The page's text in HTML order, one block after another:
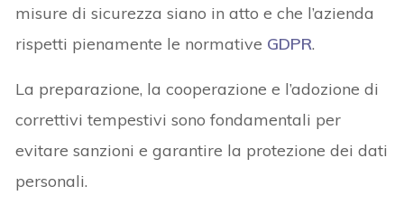
misure di sicurezza siano in atto e che l’azienda
rispetti pienamente le normative GDPR.
La preparazione, la cooperazione e l’adozione di
correttivi tempestivi sono fondamentali per
evitare sanzioni e garantire la protezione dei dati
personali.